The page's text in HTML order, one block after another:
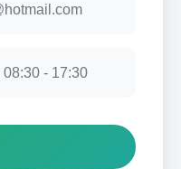
08:30 - 17:30